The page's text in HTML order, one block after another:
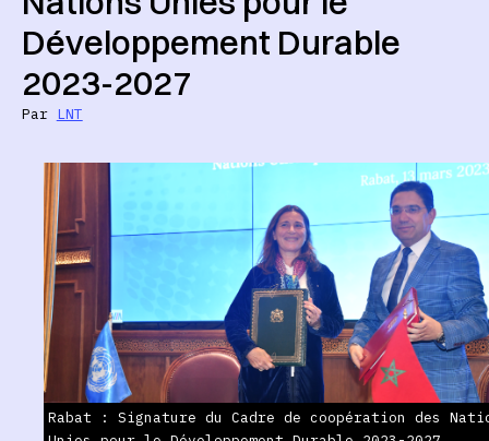
Développement Durable
2023-2027
Par LNT
Rabat : Signature du Cadre de coopération des